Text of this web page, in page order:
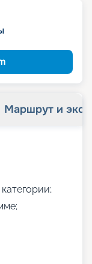
Маршрут и